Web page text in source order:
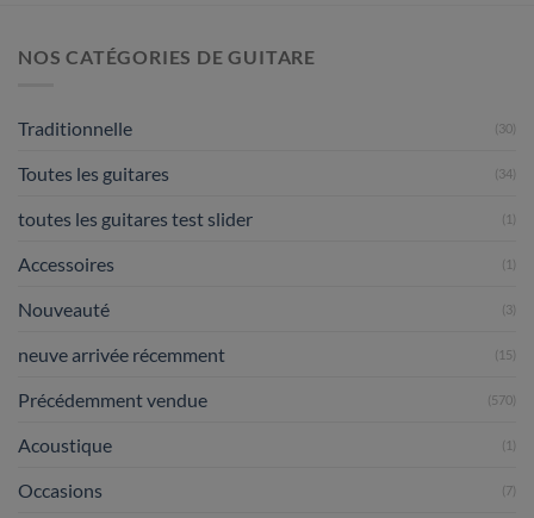
NOS CATÉGORIES DE GUITARE
Traditionnelle (30)
Toutes les guitares (34)
toutes les guitares test slider (1)
Accessoires (1)
Nouveauté (3)
neuve arrivée récemment (15)
Précédemment vendue (570)
Acoustique (1)
Occasions (7)